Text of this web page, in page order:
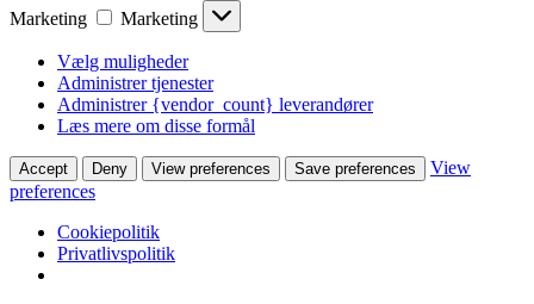
Marketing
Marketing
Vælg muligheder
Administrer tjenester
Administrer {vendor_count} leverandører
Læs mere om disse formål
Accept Deny View preferences Save preferences
View
preferences
Cookiepolitik
Privatlivspolitik